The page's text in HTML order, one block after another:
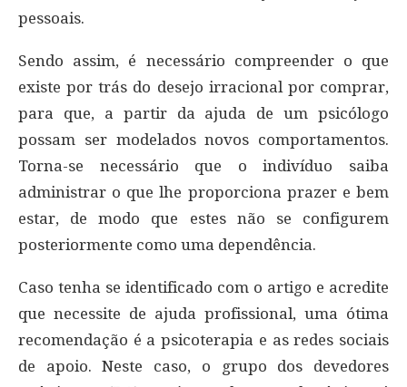
pessoais.
Sendo assim, é necessário compreender o que
existe por trás do desejo irracional por comprar,
para que, a partir da ajuda de um psicólogo
possam ser modelados novos comportamentos.
Torna-se necessário que o indivíduo saiba
administrar o que lhe proporciona prazer e bem
estar, de modo que estes não se configurem
posteriormente como uma dependência.
Caso tenha se identificado com o artigo e acredite
que necessite de ajuda profissional, uma ótima
recomendação é a psicoterapia e as redes sociais
de apoio. Neste caso, o grupo dos devedores